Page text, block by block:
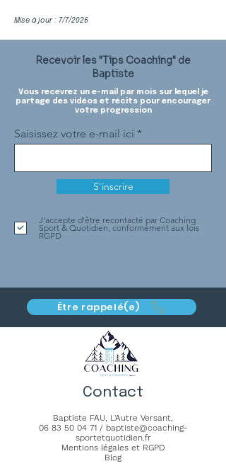
Mise à jour : 7/7/2026
Recevoir les "Tips Coaching" de
Baptiste
Vous recevrez un e-mail par mois sur lequel je
partage des vidéos et récits pour encourager
votre progression
Saisissez votre e-mail ici
S'inscrire
J'accepte d'être recontacté par Coaching
Sport & Quotidien, conformément aux lois
RGPD
Être rappelé(e)
Contact
Baptiste FAU, L'Autre Versant,
06 83 50 04 71/ baptiste@coaching-
sportetquotidien.fr
Mentions légales et RGPD
Blog